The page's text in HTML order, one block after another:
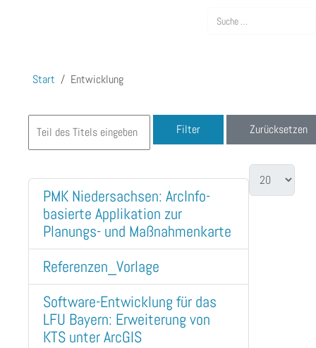
Start Entwicklung
Filter Zurücksetzen
PMK Niedersachsen: ArcInfo-
basierte Applikation zur
Planungs- und Maßnahmenkarte
Referenzen_Vorlage
Software-Entwicklung für das
LFU Bayern: Erweiterung von
KTS unter ArcGIS